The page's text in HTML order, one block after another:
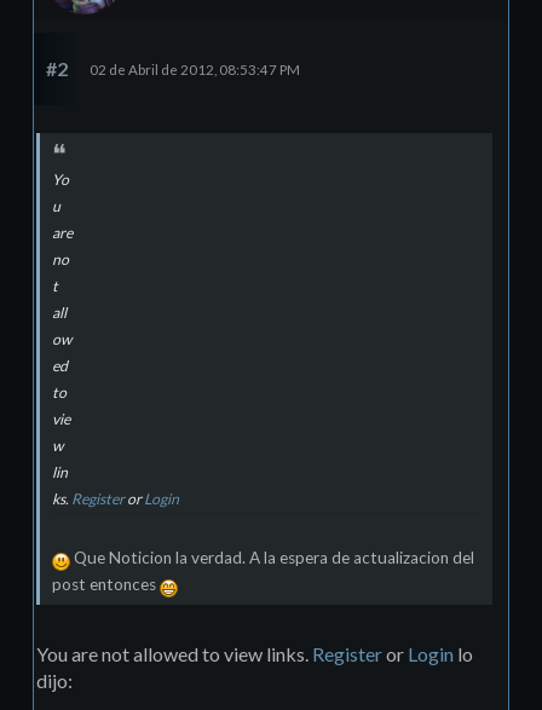
#2 02 de Abril de 2012, 08:53:47 PM
Yo
u
are
no
t
all
ow
ed
to
vie
w
lin
ks. RegisterorLogin
Que Noticion la verdad. A la espera de actualizacion del
post entonces
You are not allowed to view links. Registeror Login lo
dijo: